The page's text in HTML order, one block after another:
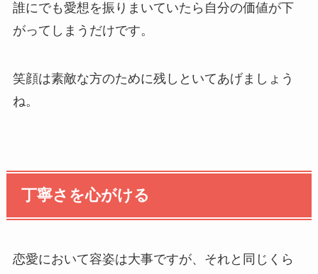
誰にでも愛想を振りまいていたら自分の価値が下
がってしまうだけです。
笑顔は素敵な方のために残しといてあげましょう
ね。
丁寧さを心がける
恋愛において容姿は大事ですが、それと同じくら